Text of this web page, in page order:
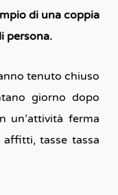
di una coppia
persona.
tenuto chiuso
giorno dopo
un’attività ferma
tasse tassa